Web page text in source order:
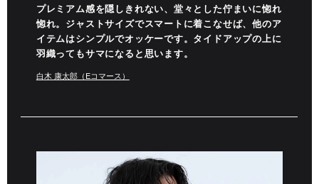
プレミアム感を隠しきれない、堂々とした佇まいに惚れ
惚れ。ジャストサイズでスマートに着こなせば、他のア
イテムはシンプルでオッケーです。タイドアップの上に
羽織ってもサマになると思います。
白木 康太郎（Eコマース）